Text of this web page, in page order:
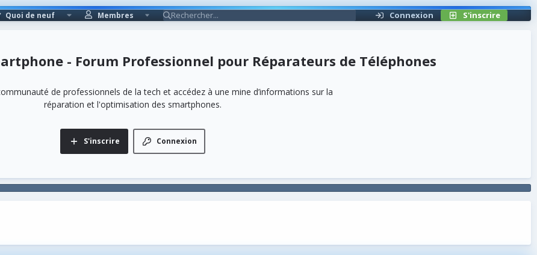
Quoi de neuf Membres Connexion S'inscrire
- Forum Professionnel pour Réparateurs de Téléphones
de professionnels de la tech et accédez à une mine d’informations sur la
réparation et l'optimisation des smartphones.
Connexion
S'inscrire